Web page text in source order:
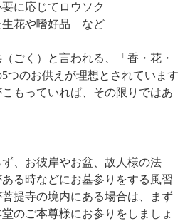
に応じてロウソク
生花や嗜好品 など
ごく）と言われる、「香・花・
つのお供えが理想とされています
もっていれば、その限りではあ
、お彼岸やお盆、故人様の法
る時などにお墓参りをする風習
提寺の境内にある場合は、まず
のご本尊様にお参りをしましょ